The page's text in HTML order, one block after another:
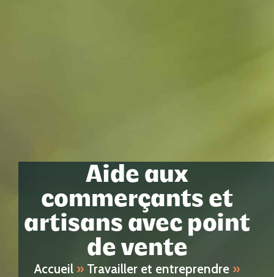
Aide aux
commerçants et
artisans avec point
de vente
Accueil » Travailler et entreprendre »